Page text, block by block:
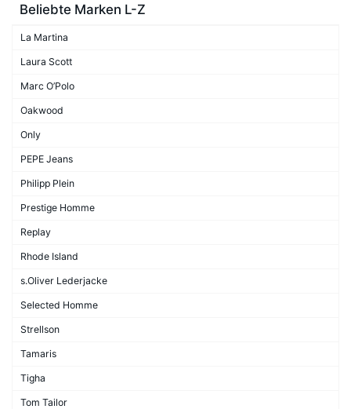
Beliebte Marken L-Z
La Martina
Laura Scott
Marc O’Polo
Oakwood
Only
PEPE Jeans
Philipp Plein
Prestige Homme
Replay
Rhode Island
s.Oliver Lederjacke
Selected Homme
Strellson
Tamaris
Tigha
Tom Tailor